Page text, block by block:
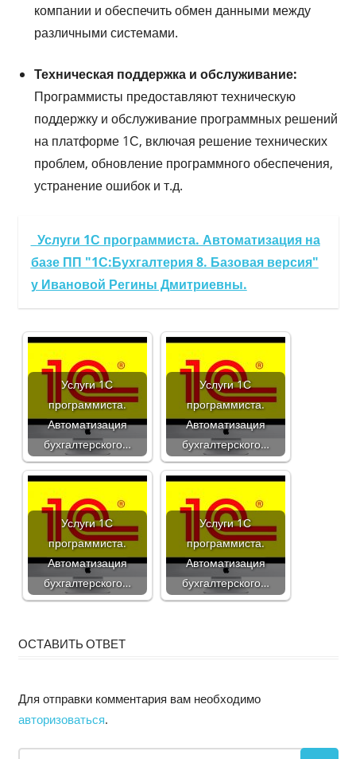
компании и обеспечить обмен данными между
различными системами.
Техническая поддержка и обслуживание:
Программисты предоставляют техническую
поддержку и обслуживание программных решений
на платформе 1С, включая решение технических
проблем, обновление программного обеспечения,
устранение ошибок и т.д.
Услуги 1С программиста. Автоматизация на
базе ПП "1С:Бухгалтерия 8. Базовая версия"
у Ивановой Регины Дмитриевны.
Услуги 1С
программиста.
Автоматизация
бухгалтерского…
Услуги 1С
программиста.
Автоматизация
бухгалтерского…
Услуги 1С
программиста.
Автоматизация
бухгалтерского…
Услуги 1С
программиста.
Автоматизация
бухгалтерского…
ОСТАВИТЬ ОТВЕТ
Для отправки комментария вам необходимо
авторизоваться.